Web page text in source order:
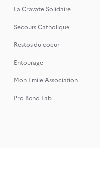
La Cravate Solidaire
Secours Catholique
Restos du coeur
Entourage
Mon Emile Association
Pro Bono Lab